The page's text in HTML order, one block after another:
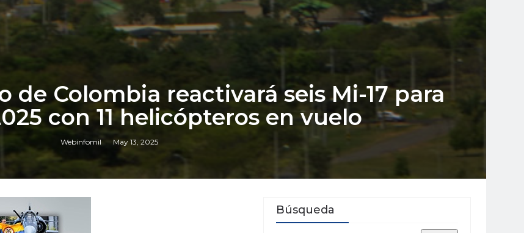
de Colombia reactivará seis Mi-17 para
con 11 helicópteros en vuelo
Webinfomil May 13, 2025
Búsqueda